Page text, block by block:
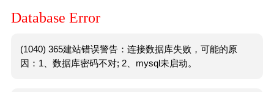
Database Error
(1040) 365建站错误警告：连接数据库失败，可能的原
因：1、数据库密码不对; 2、mysql未启动。